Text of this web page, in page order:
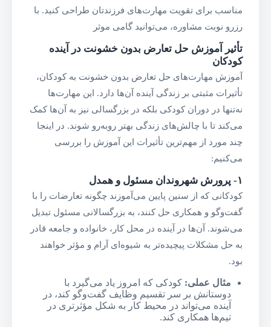
مناسب برای تقویت مهارت‌های فرزندتان طراحی کنید. با
رزرو نوبت مشاوره، می‌توانید گامی موثر
تأثیر آموزش حل تعارض بدون خشونت در آینده
کودکان
آموزش مهارت‌های حل تعارض بدون خشونت به کودکان،
تأثیرات مثبتی بر زندگی آینده آن‌ها دارد. این مهارت‌ها
نه‌تنها در دوران کودکی بلکه در بزرگسالی نیز به آن‌ها کمک
می‌کند تا با چالش‌های زندگی بهتر روبه‌رو شوند. در اینجا
چند مورد از مهم‌ترین تأثیرات این آموزش را بررسی
می‌کنیم:
۱- پرورش شهروندان مسئول و همدل
کودکانی که از سنین پایین می‌آموزند چگونه تعارضات را با
گفت‌وگو و همکاری حل کنند، به بزرگسالانی مسئول تبدیل
می‌شوند. آن‌ها در آینده در محل کار، خانواده و جامعه قادر
به حل مشکلات پیچیده‌تر به شیوه‌ای آرام و مؤثر خواهند
بود.
مثال عملی: کودکی که امروز یاد می‌گیرد با
دوستانش بر سر تقسیم وظایف گفت‌وگو کند، در
آینده می‌تواند در محیط کار به شکل مؤثرتری در
تیم‌ها همکاری کند.